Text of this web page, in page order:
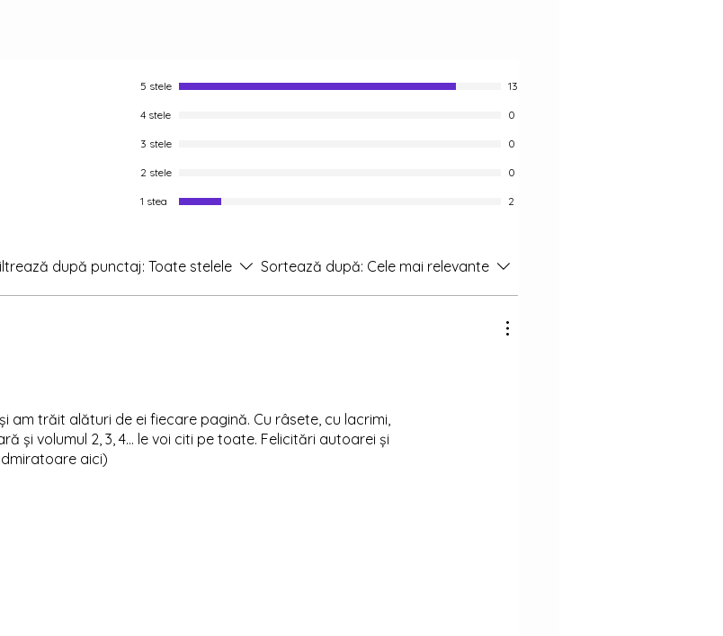
5 stele 13
4 stele 0
3 stele 0
2 stele 0
1 stea 2
după punctaj: Toate stelele Sortează după: Cele mai relevante
am trăit alături de ei fiecare pagină. Cu râsete, cu lacrimi,
și volumul 2, 3, 4… le voi citi pe toate. Felicitări autoarei și
aici)